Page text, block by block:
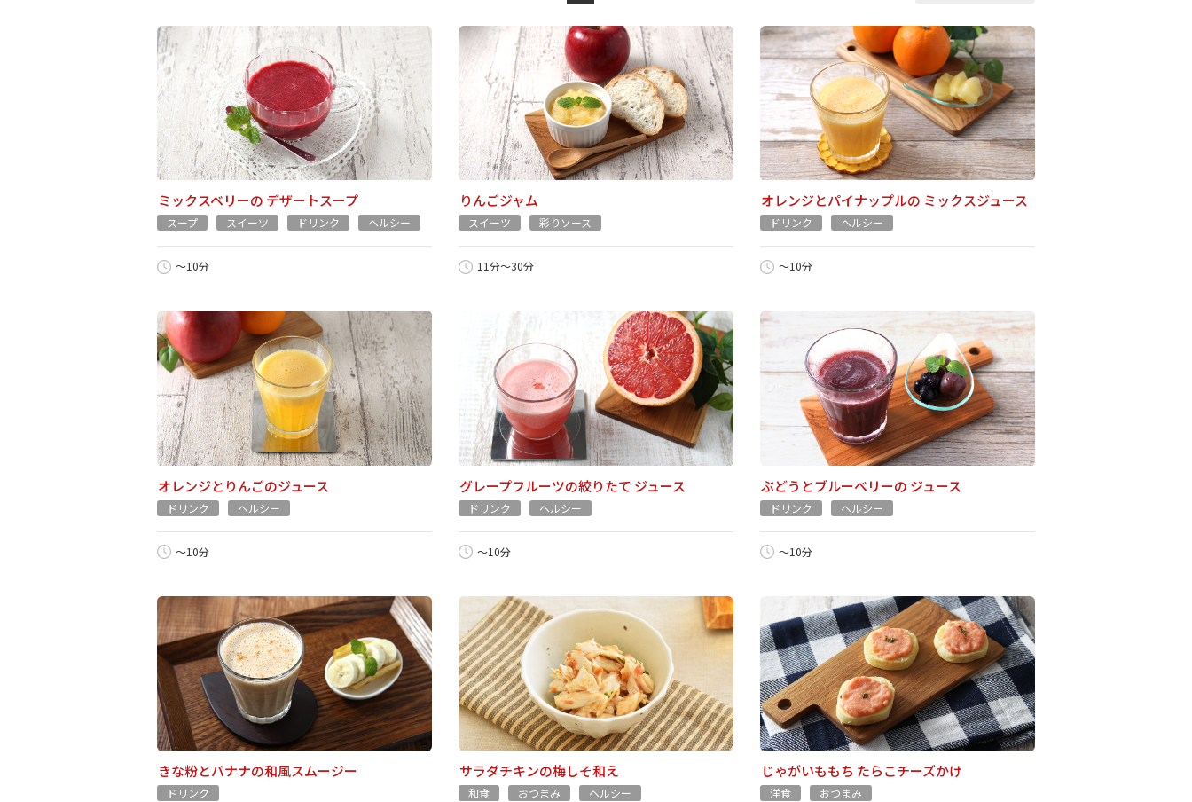
ミックスベリーの デザートスープ
スープ スイーツ ドリンク ヘルシー
～10分
りんごジャム
スイーツ 彩りソース
11分～30分
オレンジとパイナップルの ミックスジュース
ドリンク ヘルシー
～10分
オレンジとりんごのジュース
ドリンク ヘルシー
～10分
グレープフルーツの絞りたて ジュース
ドリンク ヘルシー
～10分
ぶどうとブルーベリーの ジュース
ドリンク ヘルシー
～10分
きな粉とバナナの和風スムージー
ドリンク
サラダチキンの梅しそ和え
和食 おつまみ ヘルシー
じゃがいももち たらこチーズかけ
洋食 おつまみ